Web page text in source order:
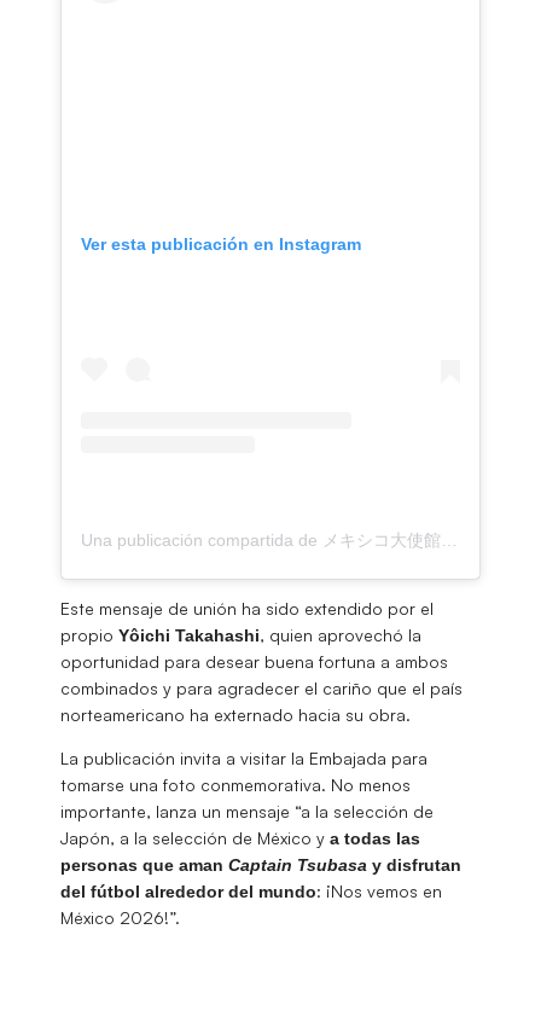
Ver esta publicación en Instagram
Este mensaje de unión ha sido extendido por el
propio Yôichi Takahashi, quien aprovechó la
oportunidad para desear buena fortuna a ambos
combinados y para agradecer el cariño que el país
norteamericano ha externado hacia su obra.
La publicación invita a visitar la Embajada para
tomarse una foto conmemorativa. No menos
importante, lanza un mensaje “a la selección de
Japón, a la selección de México y a todas las
personas que aman Captain Tsubasa y disfrutan
del fútbol alrededor del mundo: ¡Nos vemos en
México 2026!”.